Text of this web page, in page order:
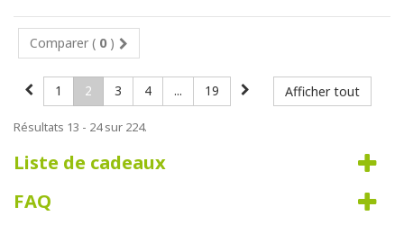
Comparer ( 0 )
Afficher tout
1 2 3 4 ... 19
Résultats 13 - 24 sur 224.
Liste de cadeaux
FAQ